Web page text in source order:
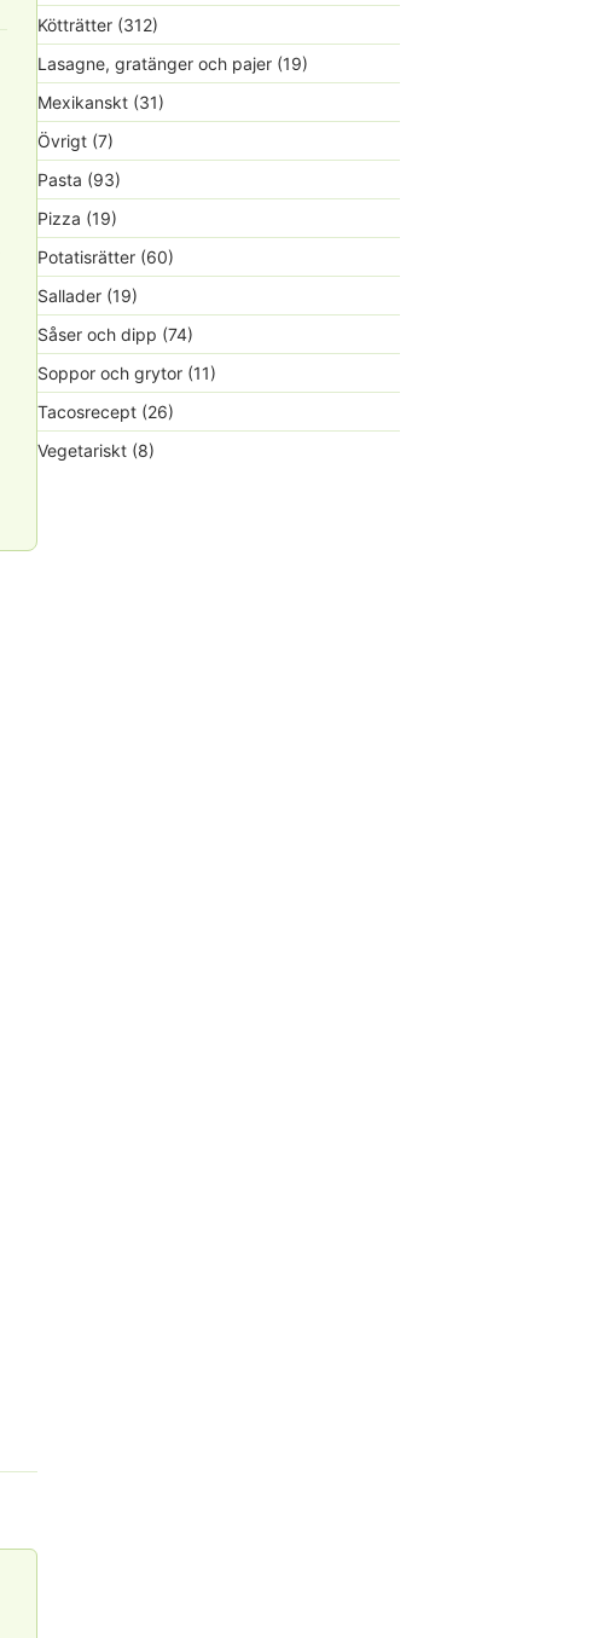
Kötträtter (312)
Lasagne, gratänger och pajer (19)
Mexikanskt (31)
Övrigt (7)
Pasta (93)
Pizza (19)
Potatisrätter (60)
Sallader (19)
Såser och dipp (74)
Soppor och grytor (11)
Tacosrecept (26)
Vegetariskt (8)